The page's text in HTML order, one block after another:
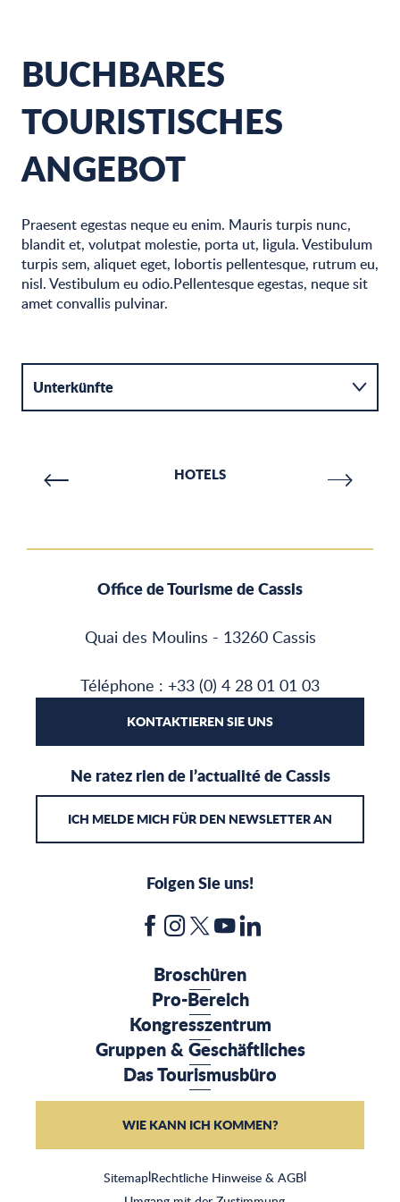
BUCHBARES
TOURISTISCHES
ANGEBOT
Praesent egestas neque eu enim. Mauris turpis nunc,
blandit et, volutpat molestie, porta ut, ligula. Vestibulum
turpis sem, aliquet eget, lobortis pellentesque, rutrum eu,
nisl. Vestibulum eu odio.Pellentesque egestas, neque sit
amet convallis pulvinar.
Unterkünfte
Verpflegung HOTELS
Office de Tourisme de Cassis
Quai des Moulins - 13260 Cassis
Téléphone : +33 (0) 4 28 01 01 03
KONTAKTIEREN SIE UNS
Ne ratez rien de l’actualité de Cassis
ICH MELDE MICH FÜR DEN NEWSLETTER AN
Folgen Sie uns!
Sitemap|Rechtliche Hinweise & AGB|
Broschüren
Pro-Bereich
Kongresszentrum
Gruppen & Geschäftliches
Das Tourismusbüro
WIE KANN ICH KOMMEN?